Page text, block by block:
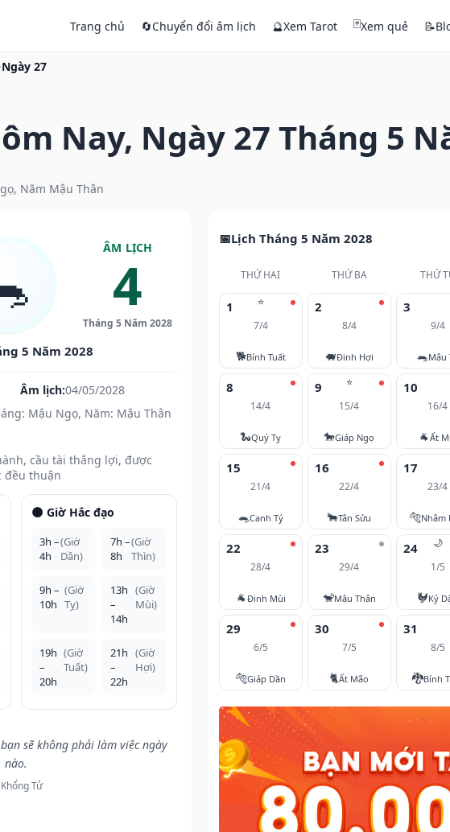
Trang chủ 🔄Chuyển đổi âm lịch 🔮Xem Tarot 🃏Xem quẻ 📝
Ngày 27
Nay, Ngày 27 Tháng 5
Năm Mậu Thân
ÂM LỊCH
4
Tháng 5 Năm 2028
5 Năm 2028
Âm lịch:04/05/2028
Mậu Ngọ, Năm: Mậu Thân
cầu tài thắng lợi, được
đều thuận
🌑 Giờ Hắc đạo
3h –
4h
(Giờ
Dần)
7h –
8h
(Giờ
Thìn)
9h –
10h
(Giờ
Tỵ)
13h
–
14h
(Giờ
Mùi)
19h
–
20h
(Giờ
Tuất)
21h
–
22h
(Giờ
Hợi)
sẽ không phải làm việc ngày
nào.
Tử
Lịch Tháng 5 Năm 2028
THỨ HAI THỨ BA THỨ
⭐
1
7/4
🐕Bính Tuất
2
8/4
🐖Đinh Hợi
3
9/4
🐀Mậu
8
14/4
🐍Quý Tỵ
⭐
9
15/4
🐎Giáp Ngọ
10
16/4
🐐Ất
15
21/4
🐀Canh Tý
16
22/4
🐂Tân Sửu
17
23/4
🐅Nhâm
22
28/4
🐐Đinh Mùi
23
29/4
🐒Mậu Thân
🌙
24
1/5
🐓Kỷ
29
6/5
🐅Giáp Dần
30
7/5
🐈Ất Mão
31
8/5
🐉Bính